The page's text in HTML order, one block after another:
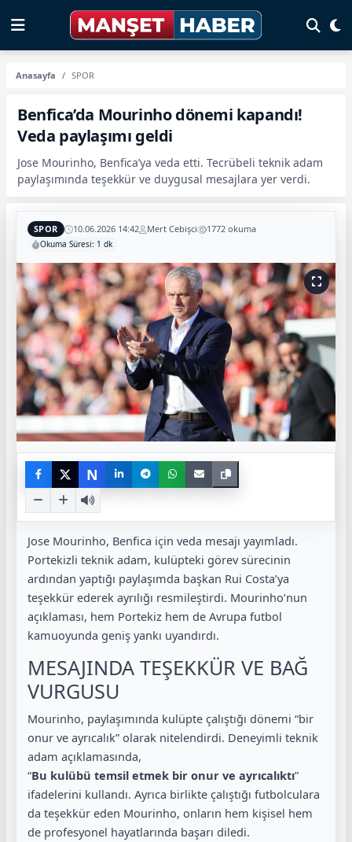
Anasayfa SPOR
Benfica’da Mourinho dönemi kapandı!
Veda paylaşımı geldi
Jose Mourinho, Benfica’ya veda etti. Tecrübeli teknik adam
paylaşımında teşekkür ve duygusal mesajlara yer verdi.
SPOR 10.06.2026 14:42 Mert Cebişci 1772 okuma
Okuma Süresi: 1 dk
N
Jose Mourinho, Benfica için veda mesajı yayımladı.
Portekizli teknik adam, kulüpteki görev sürecinin
ardından yaptığı paylaşımda başkan Rui Costa’ya
teşekkür ederek ayrılığı resmileştirdi. Mourinho’nun
açıklaması, hem Portekiz hem de Avrupa futbol
kamuoyunda geniş yankı uyandırdı.
MESAJINDA TEŞEKKÜR VE BAĞ
VURGUSU
Mourinho, paylaşımında kulüpte çalıştığı dönemi “bir
onur ve ayrıcalık” olarak nitelendirdi. Deneyimli teknik
adam açıklamasında,
“Bu kulübü temsil etmek bir onur ve ayrıcalıktı”
ifadelerini kullandı. Ayrıca birlikte çalıştığı futbolculara
da teşekkür eden Mourinho, onların hem kişisel hem
de profesyonel hayatlarında başarı diledi.